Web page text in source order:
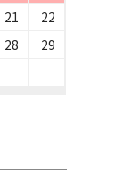
21
22
28
29